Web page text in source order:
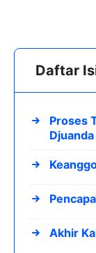
Daftar
Proses
Akhir